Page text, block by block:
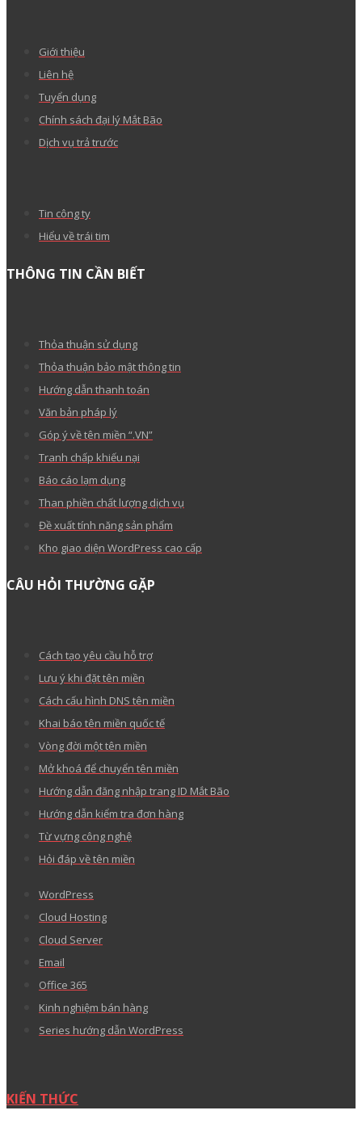
Giới thiệu
Liên hệ
Tuyển dụng
Chính sách đại lý Mắt Bão
Dịch vụ trả trước
Tin công ty
Hiểu về trái tim
THÔNG TIN CẦN BIẾT
Thỏa thuận sử dụng
Thỏa thuận bảo mật thông tin
Hướng dẫn thanh toán
Văn bản pháp lý
Góp ý về tên miền “.VN”
Tranh chấp khiếu nại
Báo cáo lạm dụng
Than phiền chất lượng dịch vụ
Đề xuất tính năng sản phẩm
Kho giao diện WordPress cao cấp
CÂU HỎI THƯỜNG GẶP
Cách tạo yêu cầu hỗ trợ
Lưu ý khi đặt tên miền
Cách cấu hình DNS tên miền
Khai báo tên miền quốc tế
Vòng đời một tên miền
Mở khoá để chuyển tên miền
Hướng dẫn đăng nhập trang ID Mắt Bão
Hướng dẫn kiểm tra đơn hàng
Từ vựng công nghệ
Hỏi đáp về tên miền
WordPress
Cloud Hosting
Cloud Server
Email
Office 365
Kinh nghiệm bán hàng
Series hướng dẫn WordPress
KIẾN THỨC